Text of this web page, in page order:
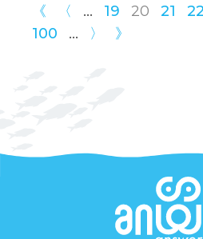
《 〈 ... 19 20 21 22
100
... 〉 》